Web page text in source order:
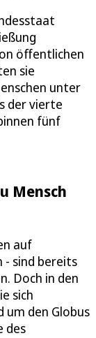
öffentlichen
sie
unter
der vierte
fünf
Mensch
auf
- sind bereits
Doch in den
sich
um den Globus
des